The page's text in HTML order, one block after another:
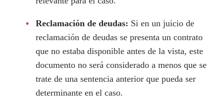
Reclamación de deudas: Si en un juicio de
reclamación de deudas se presenta un contrato
que no estaba disponible antes de la vista, este
documento no será considerado a menos que se
trate de una sentencia anterior que pueda ser
determinante en el caso.